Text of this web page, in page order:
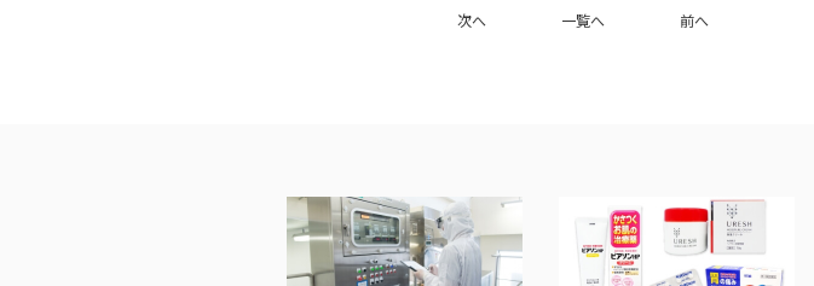
一覧へ
次へ 前へ